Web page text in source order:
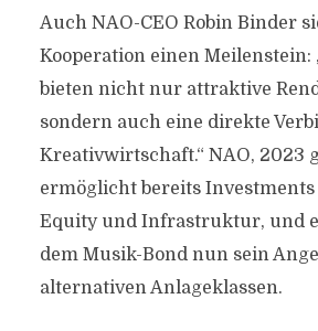
Auch NAO-CEO Robin Binder
Kooperation einen Meilenstein:
bieten nicht nur attraktive
sondern auch eine direkte
Kreativwirtschaft.“ NAO, 2023
ermöglicht bereits Investments
Equity und Infrastruktur, und
dem Musik-Bond nun sein
alternativen Anlageklassen.